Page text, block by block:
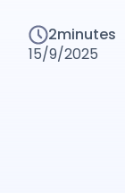
2minutes
15/9/2025